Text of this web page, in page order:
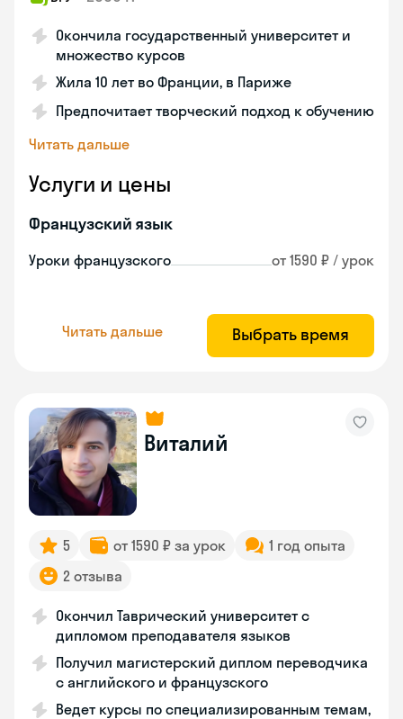
Окончила государственный университет и
множество курсов
Жила 10 лет во Франции, в Париже
Предпочитает творческий подход к обучению
Читать дальше
Услуги и цены
Французский язык
Уроки французского от 1590 ₽ / урок
Читать дальше Выбрать время
Виталий
5 от 1590 ₽ за урок
1 год опыта
2 отзыва
Окончил Таврический университет с
дипломом преподавателя языков
Получил магистерский диплом переводчика
с английского и французского
Ведет курсы по специализированным темам,